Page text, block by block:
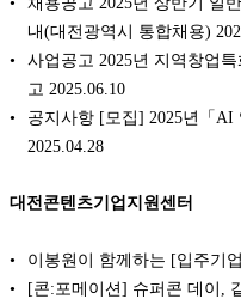
내(대전광역시 통합채용)
사업공고 2025년 지역창업
고 2025.06.10
공지사항 [모집] 2025년「AI
2025.04.28
대전콘텐츠기업지원센터
이봉원이 함께하는 [입주기
[콘:포메이션] 슈퍼콘 데이,